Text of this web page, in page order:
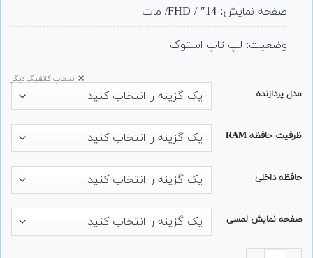
صفحه نمایش: 14″ / FHD/ مات
وضعیت: لپ تاپ استوک
مدل پردازنده
ظرفیت حافظه RAM
حافظه داخلی
صفحه نمایش لمسی
❌ انتخابِ کانفیگِ دیگر